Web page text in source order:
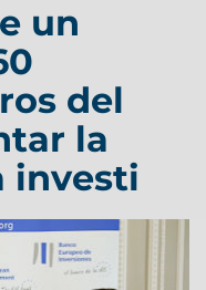
un
del
la
investi